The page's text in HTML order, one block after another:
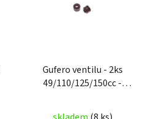
Gufero ventilu - 2ks
49/110/125/150cc -